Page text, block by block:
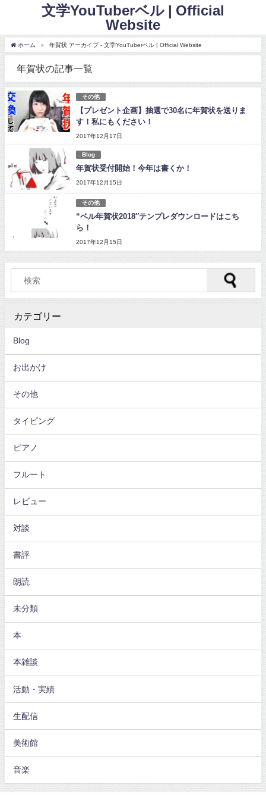
文学YouTuberベル | Official
Website
ホーム 年賀状 アーカイブ - 文学YouTuberベル | Official Website
年賀状の記事一覧
その他
【プレゼント企画】抽選で30名に年賀状を送りま
す！私にもください！
2017年12月17日
Blog
年賀状受付開始！今年は書くか！
2017年12月15日
その他
“ベル年賀状2018″テンプレダウンロードはこち
ら！
2017年12月15日
カテゴリー
Blog
お出かけ
その他
タイピング
ピアノ
フルート
レビュー
対談
書評
朗読
未分類
本
本雑談
活動・実績
生配信
美術館
音楽